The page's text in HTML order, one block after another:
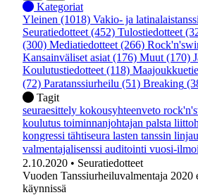
Kategoriat
Yleinen (1018) Vakio- ja
Seuratiedotteet (452) Tulostiedotteet
(300) Mediatiedotteet (266)
Kansainväliset asiat (176) Muut (170)
Koulutustiedotteet (118)
(72) Paratanssiurheilu (51) Breaking
Tagit
seuraesittely kokousyhteenveto
koulutus toiminnanjohtajan palsta
kongressi tähtiseura lasten tanssin
valmentajalisenssi auditointi vuosi-
2.10.2020 • Seuratiedotteet
Vuoden Tanssiurheiluvalmentaja 2020
käynnissä